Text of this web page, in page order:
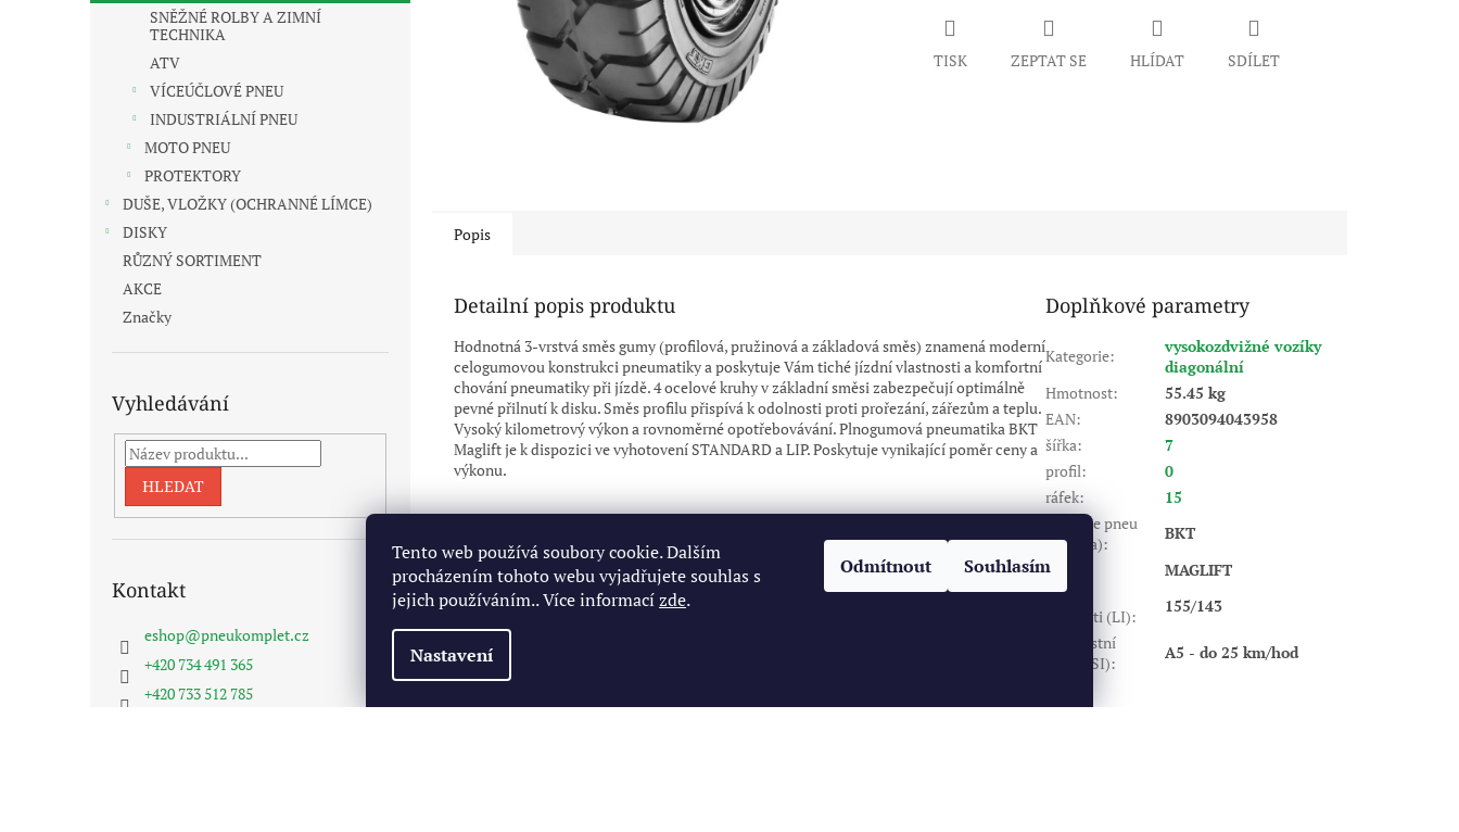
Tento web používá soubory cookie. Dalším
procházením tohoto webu vyjadřujete souhlas s
jejich používáním.. Více informacízde.
Nastavení
Odmítnout Souhlasím
SNĚŽNÉ ROLBY A ZIMNÍ
TECHNIKA
ATV
VÍCEÚČLOVÉ PNEU
INDUSTRIÁLNÍ PNEU
MOTO PNEU
PROTEKTORY
DUŠE, VLOŽKY (OCHRANNÉ LÍMCE)
DISKY
RŮZNÝ SORTIMENT
AKCE
Značky
Vyhledávání
HLEDAT
Kontakt
eshop@pneukomplet.cz
+420 734 491 365
+420 733 512 785
TISK ZEPTAT SE HLÍDAT SDÍLET
Popis
Detailní popis produktu
Hodnotná 3-vrstvá směs gumy (profilová, pružinová a základová směs) znamená moderní
celogumovou konstrukci pneumatiky a poskytuje Vám tiché jízdní vlastnosti a komfortní
chování pneumatiky při jízdě. 4 ocelové kruhy v základní směsi zabezpečují optimálně
pevné přilnutí k disku. Směs profilu přispívá k odolnosti proti prořezání, zářezům a teplu.
Vysoký kilometrový výkon a rovnoměrné opotřebovávání. Plnogumová pneumatika BKT
Maglift je k dispozici ve vyhotovení STANDARD a LIP. Poskytuje vynikající poměr ceny a
výkonu.
Doplňkové parametry
Kategorie:
vysokozdvižné vozíky
diagonální
Hmotnost:
55.45 kg
EAN:
8903094043958
šířka:
7
profil:
0
ráfek:
15
Výrobce pneu
(značka):
BKT
Dezén
MAGLIFT
Index
nosnosti (LI):
155/143
Rychlostní
index (SI):
A5 - do 25 km/hod